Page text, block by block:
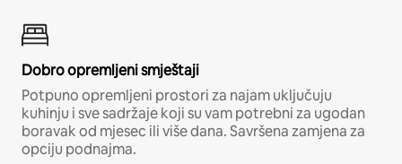
Dobro opremljeni smještaji
Potpuno opremljeni prostori za najam uključuju
kuhinju i sve sadržaje koji su vam potrebni za ugodan
boravak od mjesec ili više dana. Savršena zamjena za
opciju podnajma.